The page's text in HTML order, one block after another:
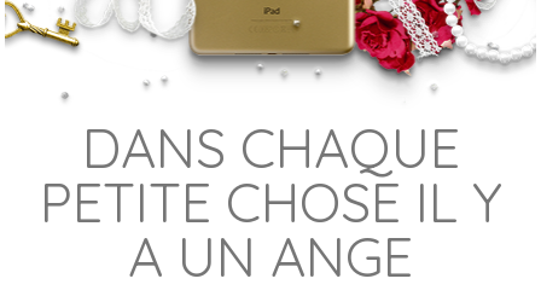
DANS CHAQUE
PETITE CHOSE IL Y
A UN ANGE